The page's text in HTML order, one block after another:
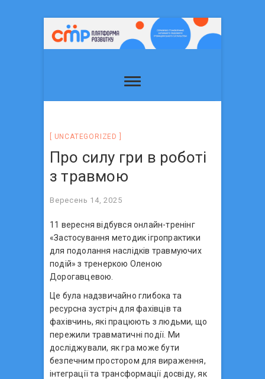
UNCATEGORIZED
Про силу гри в роботі
з травмою
Вересень 14, 2025
11 вересня відбувся онлайн-тренінг
«Застосування методик ігропрактики
для подолання наслідків травмуючих
подій» з тренеркою Оленою
Дорогавцевою.
Це була надзвичайно глибока та
ресурсна зустріч для фахівців та
фахівчинь, які працюють з людьми, що
пережили травматичні події. Ми
досліджували, як гра може бути
безпечним простором для вираження,
інтеграції та трансформації досвіду, як